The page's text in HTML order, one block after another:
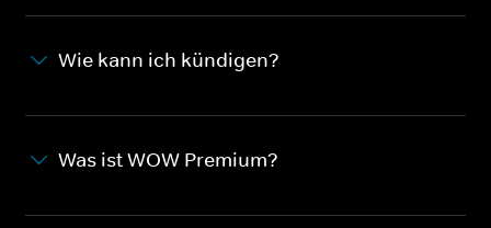
Wie kann ich kündigen?
Was ist WOW Premium?